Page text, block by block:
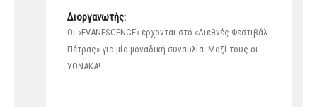
Διοργανωτής:
Οι «EVANESCENCE» έρχονται στο «Διεθνές Φεστιβάλ
Πέτρας» για μία μοναδική συναυλία. Μαζί τους οι
ΥΟΝΑΚΑ!